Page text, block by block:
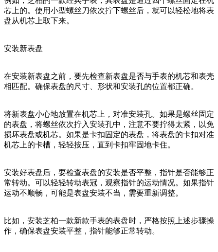
芯上的。使用小型螺丝刀依次拧下螺丝后，就可以轻松地将表
盘从机芯上取下来。
安装新表盘
在安装新表盘之前，要先检查新表盘是否与手表的机芯和表壳
相匹配。确保表盘的尺寸、形状和安装孔的位置都正确。
将新表盘小心地放置在机芯上，对准安装孔。如果是螺丝固定
的表盘，将螺丝依次拧入安装孔中，注意不要拧得太紧，以免
损坏表盘或机芯。如果是卡扣固定的表盘，将表盘的卡扣对准
机芯上的卡槽，轻轻按压，直到卡扣牢固地卡住。
安装好表盘后，要检查表盘的安装是否平整，指针是否能够正
常转动。可以轻轻转动表冠，观察指针的运动情况。如果指针
运动不顺畅，可能是表盘安装不当，需要重新调整。
比如，安装芝柏一款新款手表的表盘时，严格按照上述步骤操
作，确保表盘安装平整，指针能够正常转动。